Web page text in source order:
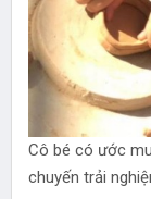
Cô bé có ước
chuyến trải